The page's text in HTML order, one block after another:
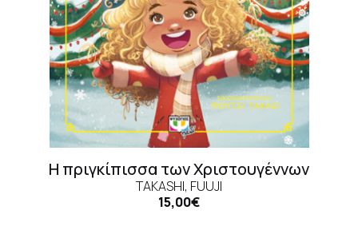
Η πριγκίπισσα των Χριστουγέννων
TAKASHI, FUUJI
15,00€